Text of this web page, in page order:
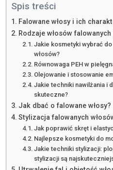
Spis treści
Falowane włosy i ich
Rodzaje włosów
Jakie kosmetyki wybrać
włosów?
Równowaga PEH w
Olejowanie i stosowanie
Jakie techniki nawilżania i
skuteczne?
Jak dbać o falowane włosy?
Stylizacja falowanych
Jak poprawić skręt i
Najlepsze kosmetyki do
Jakie techniki stylizacji:
stylizacji są